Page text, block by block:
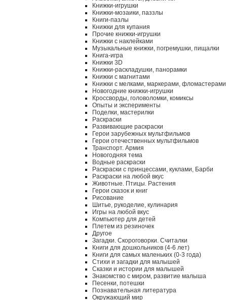
Книжки-игрушки
Книжки-мозаики, паззлы
Книги-пазлы
Книжки для купания
Прочие книжки-игрушки
Книжки с наклейками
Музыкальные книжки, погремушки, пищалки
Книга-игра
Книжки 3D
Книжки-раскладушки, панорамки
Книжки с магнитами
Книжки с мелками, маркерами, фломастерами
Новогодние книжки-игрушки
Кроссворды, головоломки, комиксы
Опыты и эксперименты
Поделки, мастерилки
Раскраски
Развивающие раскраски
Герои зарубежных мультфильмов
Герои отечественных мультфильмов
Транспорт. Армия
Новогодняя тема
Водные раскраски
Раскраски с принцессами, куклами, Барби
Раскраски на любой вкус
Животные. Птицы. Растения
Герои сказок и книг
Рисование
Шитье, рукоделие, кулинария
Игры на любой вкус
Компьютер для детей
Плетем из резиночек
Другое
Загадки. Скороговорки. Считалки
Книги для дошкольников (4-6 лет)
Книги для самых маленьких (0-3 года)
Стихи и загадки для малышей
Сказки и истории для малышей
Знакомство с миром, развитие малыша
Песенки, потешки
Познавательная литература
Окружающий мир